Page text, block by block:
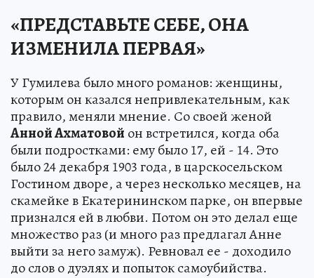
«ПРЕДСТАВЬТЕ СЕБЕ, ОНА
ИЗМЕНИЛА ПЕРВАЯ»
У Гумилева было много романов: женщины,
которым он казался непривлекательным, как
правило, меняли мнение. Со своей женой
Анной Ахматовой он встретился, когда оба
были подростками: ему было 17, ей - 14. Это
было 24 декабря 1903 года, в царскосельском
Гостином дворе, а через несколько месяцев, на
скамейке в Екатерининском парке, он впервые
признался ей в любви. Потом он это делал еще
множество раз (и много раз предлагал Анне
выйти за него замуж). Ревновал ее - доходило
до слов о дуэлях и попыток самоубийства.